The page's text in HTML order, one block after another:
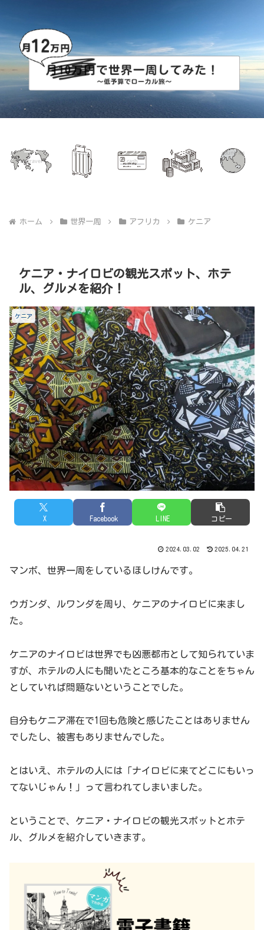
ート
mytravel
グッズ
goods
シング
cash
用
mybudget
countries
ホーム 世界一周 アフリカ ケニア
ケニア・ナイロビの観光スポット、ホテ
ル、グルメを紹介！
ケニア
X Facebook LINE コピー
2024.03.02 2025.04.21
マンボ、世界一周をしているほしけんです。
ウガンダ、ルワンダを周り、ケニアのナイロビに来まし
た。
ケニアのナイロビは世界でも凶悪都市として知られていま
すが、ホテルの人にも聞いたところ基本的なことをちゃん
としていれば問題ないということでした。
自分もケニア滞在で1回も危険と感じたことはありません
でしたし、被害もありませんでした。
とはいえ、ホテルの人には「ナイロビに来てどこにもいっ
てないじゃん！」って言われてしまいました。
ということで、ケニア・ナイロビの観光スポットとホテ
ル、グルメを紹介していきます。